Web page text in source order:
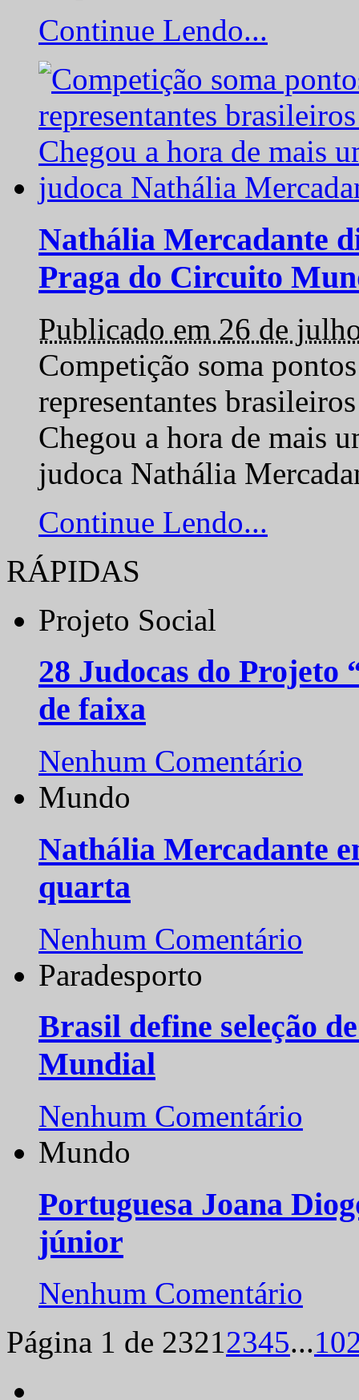
Continue Lendo...
Nathália Mercadante
Praga do Circuito
Publicado em 26 de
Competição soma
representantes
Chegou a hora de mais
judoca Nathália
Continue Lendo...
RÁPIDAS
Projeto Social
28 Judocas do
de faixa
Nenhum Comentário
Mundo
Nathália Mercadante
quarta
Nenhum Comentário
Paradesporto
Brasil define seleção
Mundial
Nenhum Comentário
Mundo
Portuguesa Joana
júnior
Nenhum Comentário
Página 1 de 23212345...10